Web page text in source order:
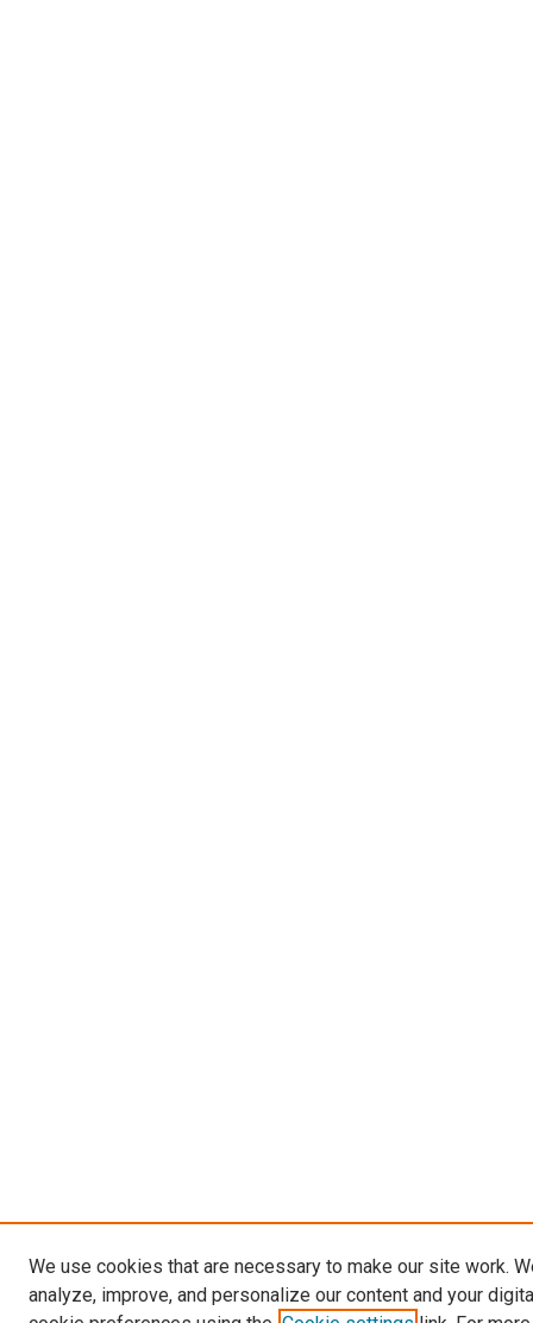
We use cookies that are necessary to make our site work.
analyze, improve, and personalize our content and your